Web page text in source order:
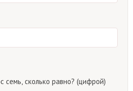
сколько равно? (цифрой)